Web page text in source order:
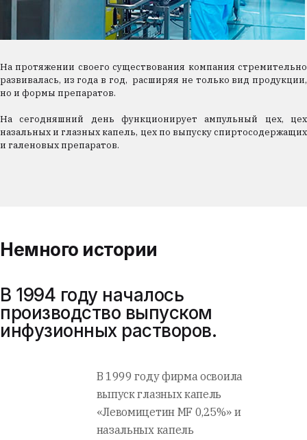
На протяжении своего существования компания стремительно
развивалась, из года в год, расширяя не только вид продукции,
но и формы препаратов.
На сегодняшний день функционирует ампульный цех, цех
назальных и глазных капель, цех по выпуску спиртосодержащих
и галеновых препаратов.
Немного истории
В 1994 году началось
производство выпуском
инфузионных растворов.
В 1999 году фирма освоила
выпуск глазных капель
«Левомицетин MF 0,25%» и
назальных капель